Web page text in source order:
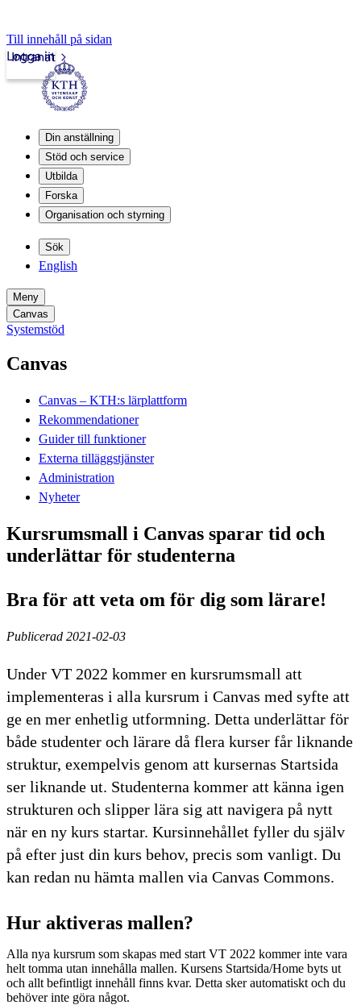
Till innehåll på sidan
Intranät
Logga in
Din anställning
Stöd och service
Utbilda
Forska
Organisation och styrning
Sök
English
Meny
Canvas
Systemstöd
Canvas
Canvas – KTH:s lärplattform
Rekommendationer
Guider till funktioner
Externa tilläggstjänster
Administration
Nyheter
Kursrumsmall i Canvas sparar tid och
underlättar för studenterna
Bra för att veta om för dig som lärare!
Publicerad 2021-02-03
Under VT 2022 kommer en kursrumsmall att
implementeras i alla kursrum i Canvas med syfte att
ge en mer enhetlig utformning. Detta underlättar för
både studenter och lärare då flera kurser får liknande
struktur, exempelvis genom att kursernas Startsida
ser liknande ut. Studenterna kommer att känna igen
strukturen och slipper lära sig att navigera på nytt
när en ny kurs startar. Kursinnehållet fyller du själv
på efter just din kurs behov, precis som vanligt. Du
kan redan nu hämta mallen via Canvas Commons.
Hur aktiveras mallen?
Alla nya kursrum som skapas med start VT 2022 kommer inte vara
helt tomma utan innehålla mallen. Kursens Startsida/Home byts ut
och allt befintligt innehåll finns kvar. Detta sker automatiskt och du
behöver inte göra något.